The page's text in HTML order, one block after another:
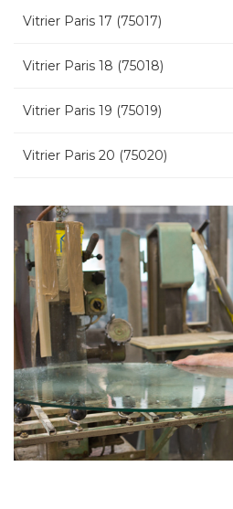
Vitrier Paris 17 (75017)
Vitrier Paris 18 (75018)
Vitrier Paris 19 (75019)
Vitrier Paris 20 (75020)